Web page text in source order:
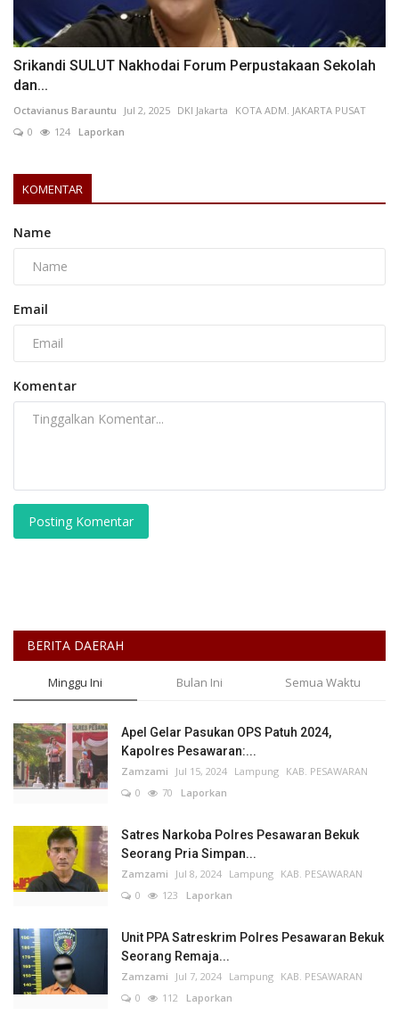
Srikandi SULUT Nakhodai Forum Perpustakaan Sekolah
dan...
Octavianus Barauntu Jul 2, 2025 DKI Jakarta
KOTA ADM. JAKARTA PUSAT
0
124 Laporkan
KOMENTAR
Name
Email
Komentar
Posting Komentar
BERITA DAERAH
Minggu Ini Bulan Ini Semua Waktu
Apel Gelar Pasukan OPS Patuh 2024,
Kapolres Pesawaran:...
Zamzami Jul 15, 2024 Lampung KAB. PESAWARAN
0
70 Laporkan
Satres Narkoba Polres Pesawaran Bekuk
Seorang Pria Simpan...
Zamzami Jul 8, 2024 Lampung KAB. PESAWARAN
0
123 Laporkan
Unit PPA Satreskrim Polres Pesawaran Bekuk
Seorang Remaja...
Zamzami Jul 7, 2024 Lampung KAB. PESAWARAN
0
112 Laporkan